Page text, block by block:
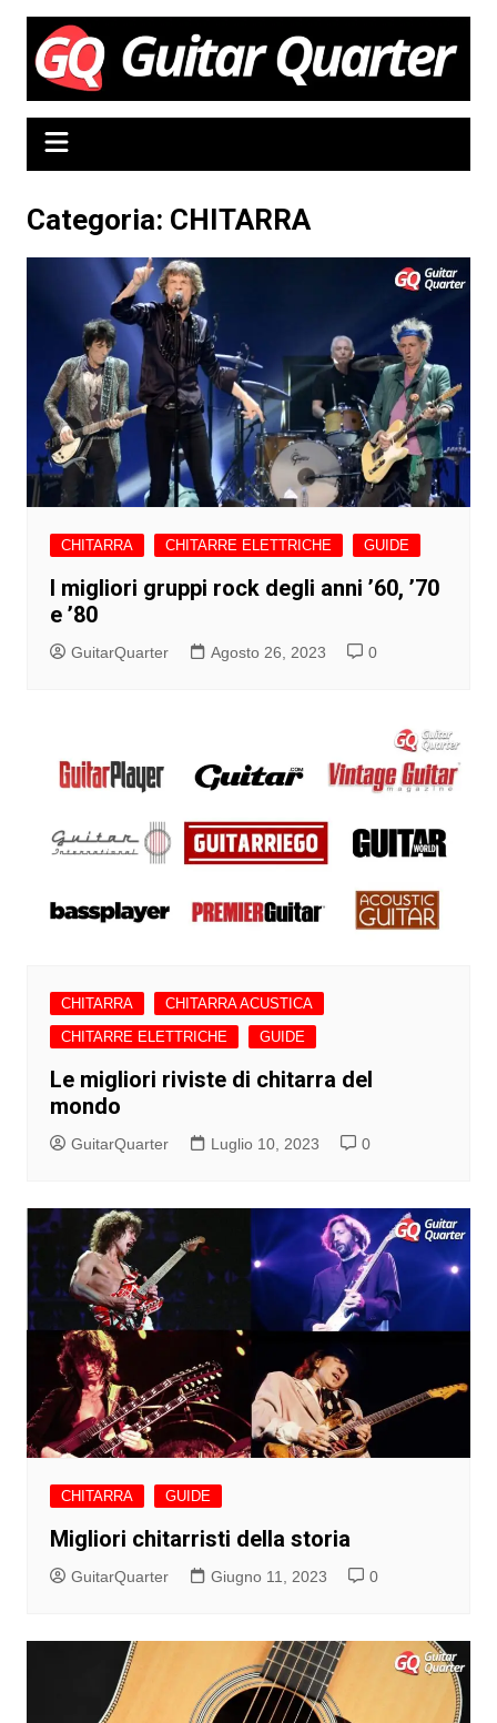
Salta
contenuto
Categoria: CHITARRA
CHITARRA CHITARRE ELETTRICHE GUIDE
I migliori gruppi rock degli anni ’60, ’70
e ’80
GuitarQuarter Agosto 26, 2023 0
CHITARRA
CHITARRA ACUSTICA
CHITARRE ELETTRICHE
GUIDE
Le migliori riviste di chitarra del
mondo
GuitarQuarter Luglio 10, 2023 0
CHITARRA GUIDE
Migliori chitarristi della storia
GuitarQuarter Giugno 11, 2023 0